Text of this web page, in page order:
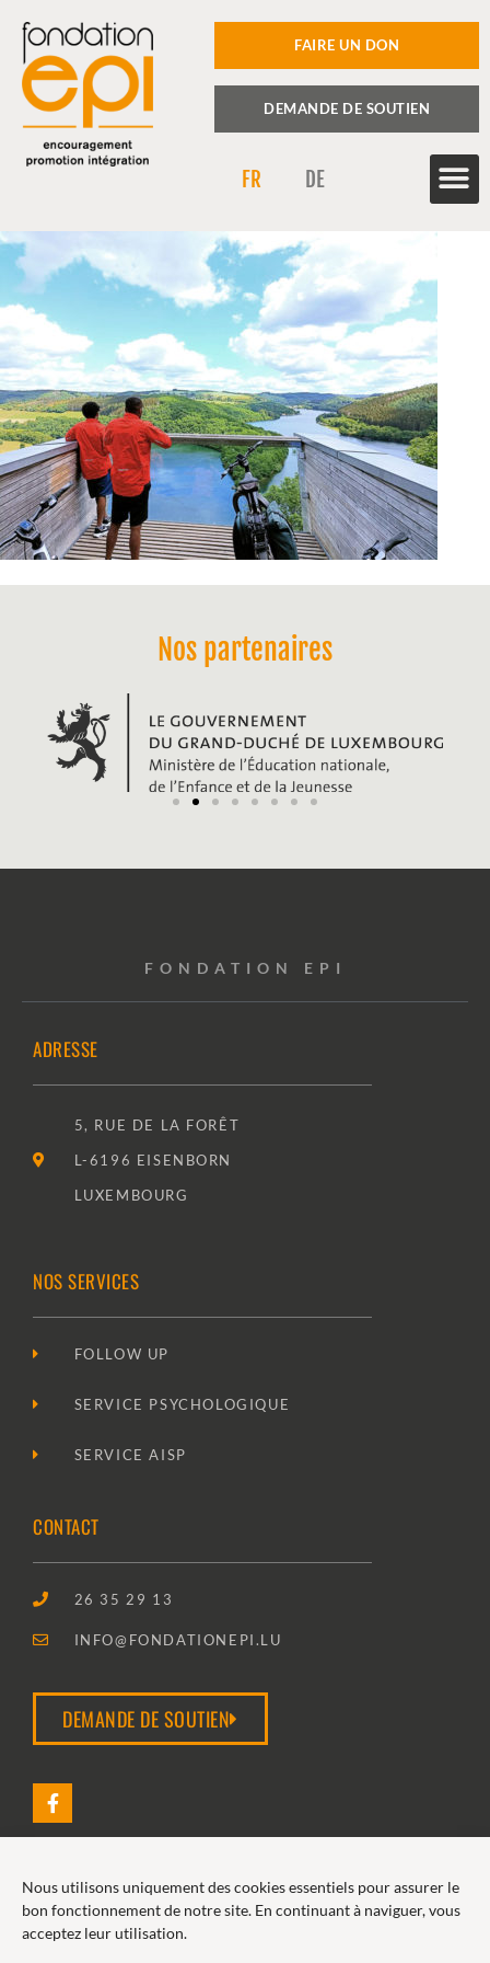
Nous utilisons uniquement des cookies essentiels pour assurer le
bon fonctionnement de notre site. En continuant à naviguer, vous
acceptez leur utilisation.
FAIRE UN DON
DEMANDE DE SOUTIEN
FR DE
Nos partenaires
FONDATION EPI
ADRESSE
5, RUE DE LA FORÊT
L-6196 EISENBORN
LUXEMBOURG
NOS SERVICES
FOLLOW UP
SERVICE PSYCHOLOGIQUE
SERVICE AISP
CONTACT
26 35 29 13
INFO@FONDATIONEPI.LU
DEMANDE DE SOUTIEN
2026 FONDATION EPI